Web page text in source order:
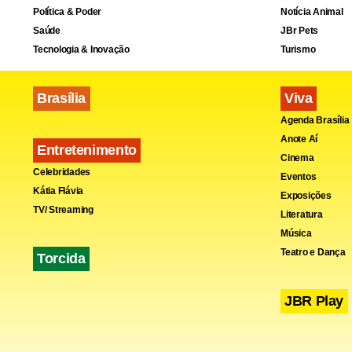
Foram
como a
Política & Poder
Saúde
Tecnologia & Inovação
Brasília
Entretenimento
Celebridades
Kátia Flávia
TV/ Streaming
Torcida
Notícia Animal
JBr Pets
Turismo
Viva
Agenda Brasília
Anote Aí
Cinema
Eventos
Exposições
Literatura
Música
Teatro e Dança
JBR Play